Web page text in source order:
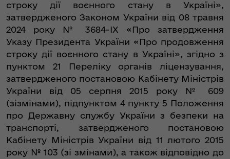
строку дії воєнного стану в Україні»,
затвердженого Законом України від 08 травня
2024 року № 3684-IX «Про затвердження
Указу Президента України «Про продовження
строку дії воєнного стану в Україні», згідно з
пунктом 21 Переліку органів ліцензування,
затвердженого постановою Кабінету Міністрів
України від 05 серпня 2015 року № 609
(зізмінами), підпунктом 4 пункту 5 Положення
про Державну службу України з безпеки на
транспорті, затвердженого постановою
Кабінету Міністрів України від 11 лютого 2015
року № 103 (зі змінами), а також відповідно до